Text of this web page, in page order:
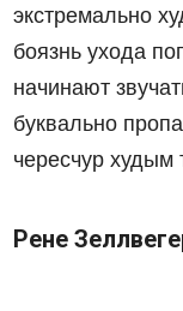
экстремально
боязнь ухода
начинают
буквально
чересчур худым
Рене